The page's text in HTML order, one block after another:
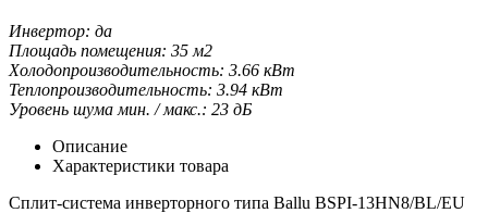
Инвертор: да
Площадь помещения: 35 м2
Холодопроизводительность: 3.66 кВт
Теплопроизводительность: 3.94 кВт
Уровень шума мин. / макс.: 23 дБ
Описание
Характеристики товара
Сплит-система инверторного типа Ballu BSPI-13HN8/BL/EU